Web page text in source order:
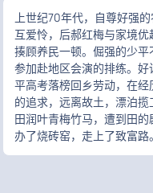
上世纪70年代，自尊好强
互爱怜，后郝红梅与家境
揍顾养民一顿。倔强的少
参加赴地区会演的排练。
平高考落榜回乡劳动，在
的追求，远离故土，漂泊
田润叶青梅竹马，遭到田
办了烧砖窑，走上了致富路。